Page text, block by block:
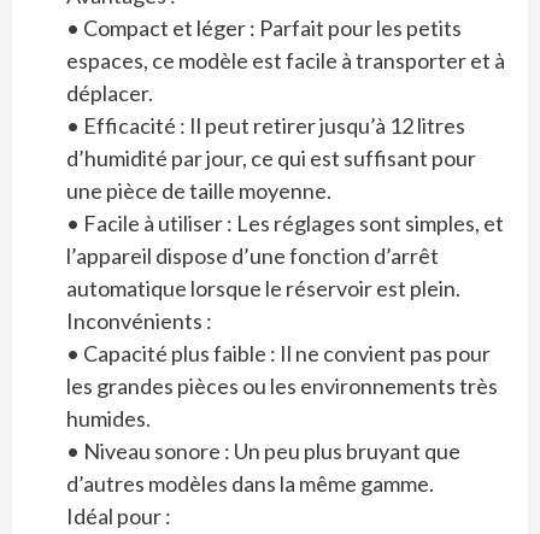
• Compact et léger : Parfait pour les petits
espaces, ce modèle est facile à transporter et à
déplacer.
• Efficacité : Il peut retirer jusqu’à 12 litres
d’humidité par jour, ce qui est suffisant pour
une pièce de taille moyenne.
• Facile à utiliser : Les réglages sont simples, et
l’appareil dispose d’une fonction d’arrêt
automatique lorsque le réservoir est plein.
Inconvénients :
• Capacité plus faible : Il ne convient pas pour
les grandes pièces ou les environnements très
humides.
• Niveau sonore : Un peu plus bruyant que
d’autres modèles dans la même gamme.
Idéal pour :